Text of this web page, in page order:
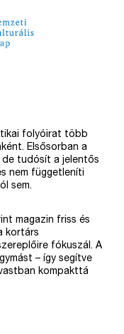
folyóirat több
Elsősorban a
de tudósít a jelentős
nem függetleníti
sem.
magazin friss és
kortárs
fókuszál. A
– így segítve
kompakttá